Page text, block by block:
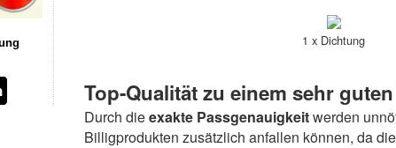
1 x Dichtung
Top-Qualität zu einem sehr
Durch dieexakte Passgenauigkeitwerden
Billigprodukten zusätzlich anfallen können, da